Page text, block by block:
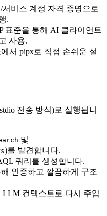
서비스 계정 자격 증명으로
.
표준을 통해 AI 클라이언트
사용.
서 pipx로 직접 손쉬운 설
전송 방식)로 실행됩니
및
)를 발견합니다.
쿼리를 생성합니다.
인증하고 깔끔하게 구조
컨텍스트로 다시 주입